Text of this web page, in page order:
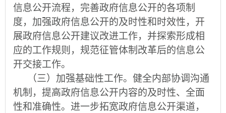
信息公开流程，完善政府信息公开的各项制
度，加强政府信息公开的及时性和时效性，开
展政府信息公开建议改进工作，并探索形成相
应的工作规则，规范征管体制改革后的信息公
开交接工作。
（三）加强基础性工作。健全内部协调沟通
机制，提高政府信息公开内容的及时性、全面
性和准确性。进一步拓宽政府信息公开渠道，